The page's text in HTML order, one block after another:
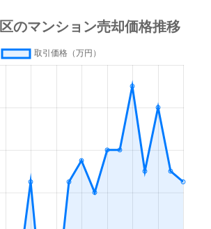
3,600万円
修学院
1,500万円
修学院
修学院
修学院
1,400万円
修学院
3,100万円
6,500万円
神宮丸太町
3,600万円
出町柳
神宮丸太町
八瀬比叡山口
八瀬比叡山口
神宮丸太町
700万円
神宮丸太町
1,600万円